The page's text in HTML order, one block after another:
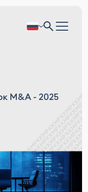
M&A - 2025